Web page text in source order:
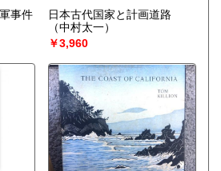
事件
日本古代国家と計画道路
（中村太一）
￥3,960